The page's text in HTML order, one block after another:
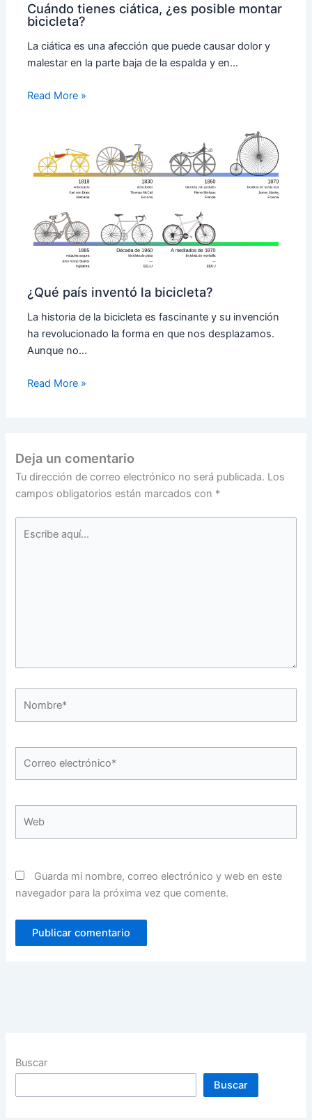
Cuándo tienes ciática, ¿es posible montar
bicicleta?
La ciática es una afección que puede causar dolor y
malestar en la parte baja de la espalda y en…
Read More »
¿Qué país inventó la bicicleta?
La historia de la bicicleta es fascinante y su invención
ha revolucionado la forma en que nos desplazamos.
Aunque no…
Read More »
Deja un comentario
Tu dirección de correo electrónico no será publicada. Los
campos obligatorios están marcados con *
Guarda mi nombre, correo electrónico y web en este
navegador para la próxima vez que comente.
Buscar
Buscar